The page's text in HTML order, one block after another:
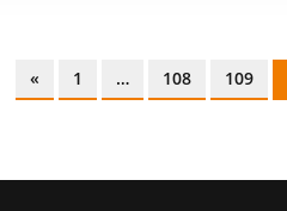
« 1 … 108 109